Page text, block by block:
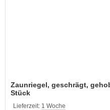
Zaunriegel, geschrägt,
Stück
Lieferzeit: 1 Woche